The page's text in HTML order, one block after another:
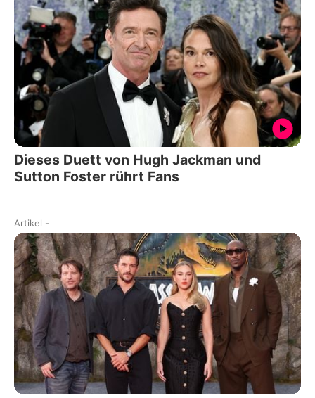
Dieses Duett von Hugh Jackman und
Sutton Foster rührt Fans
Artikel -